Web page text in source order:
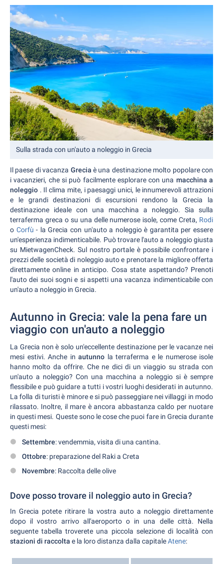
Sulla strada con un'auto a noleggio in Grecia
Il paese di vacanza Greciaè una destinazione molto popolare con
i vacanzieri, che si può facilmente esplorare con una macchina a
noleggio . Il clima mite, i paesaggi unici, le innumerevoli attrazioni
e le grandi destinazioni di escursioni rendono la Grecia la
destinazione ideale con una macchina a noleggio. Sia sulla
terraferma greca o su una delle numerose isole, come Creta, Rodi
o Corfù - la Grecia con un'auto a noleggio è garantita per essere
un'esperienza indimenticabile. Può trovare l'auto a noleggio giusta
su MietwagenCheck. Sul nostro portale è possibile confrontare i
prezzi delle società di noleggio auto e prenotare la migliore offerta
direttamente online in anticipo. Cosa state aspettando? Prenoti
l'auto dei suoi sogni e si aspetti una vacanza indimenticabile con
un'auto a noleggio in Grecia.
Autunno in Grecia: vale la pena fare un
viaggio con un'auto a noleggio
La Grecia non è solo un'eccellente destinazione per le vacanze nei
mesi estivi. Anche in autunno la terraferma e le numerose isole
hanno molto da offrire. Che ne dici di un viaggio su strada con
un'auto a noleggio? Con una macchina a noleggio si è sempre
flessibile e può guidare a tutti i vostri luoghi desiderati in autunno.
La folla di turisti è minore e si può passeggiare nei villaggi in modo
rilassato. Inoltre, il mare è ancora abbastanza caldo per nuotare
in questi mesi. Queste sono le cose che puoi fare in Grecia durante
questi mesi:
Settembre: vendemmia, visita di una cantina.
Ottobre: preparazione del Raki a Creta
Novembre: Raccolta delle olive
Dove posso trovare il noleggio auto in Grecia?
In Grecia potete ritirare la vostra auto a noleggio direttamente
dopo il vostro arrivo all'aeroporto o in una delle città. Nella
seguente tabella troverete una piccola selezione di località con
stazioni di raccolta e la loro distanza dalla capitaleAtene: